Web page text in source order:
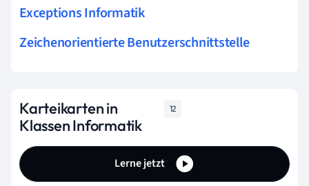
Exceptions Informatik
Zeichenorientierte Benutzerschnittstelle
Karteikarten in
Klassen Informatik
12
Lerne jetzt